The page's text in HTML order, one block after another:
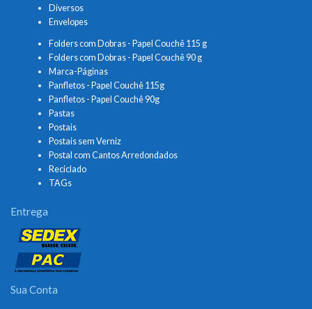
Diversos
Envelopes
Folders com Dobras - Papel Couchê 115 g
Folders com Dobras - Papel Couchê 90 g
Marca-Páginas
Panfletos - Papel Couchê 115g
Panfletos - Papel Couchê 90g
Pastas
Postais
Postais sem Verniz
Postal com Cantos Arredondados
Reciclado
TAGs
Entrega
Sua Conta